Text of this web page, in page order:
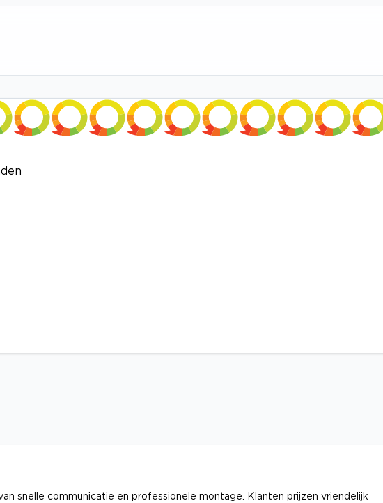
snelle communicatie en professionele montage. Klanten prijzen vriendelijk